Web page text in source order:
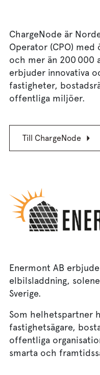
ChargeNode är
Operator (CPO)
och mer än 200 000
erbjuder innovativa
fastigheter,
offentliga miljöer.
Till ChargeNode
Enermont AB
elbilsladdning,
Sverige.
Som helhetspartner
fastighetsägare,
offentliga
smarta och